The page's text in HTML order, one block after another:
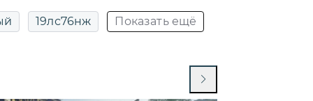
19лс76нж Показать ещё